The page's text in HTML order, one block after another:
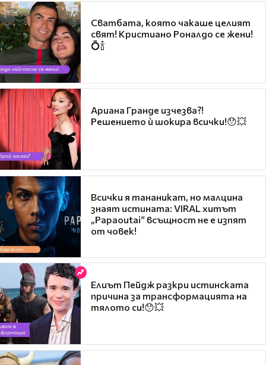
Сватбата, която чакаше целият
свят! Кристиано Роналдо се жени!
💍🍾
Ариана Гранде изчезва?!
Решението ѝ шокира всички!😯💥
Всички я тананикат, но малцина
знаят истината: VIRAL хитът
„Papaoutai“ всъщност не е изпят
от човек!
Елиът Пейдж разкри истинската
причина за трансформацията на
тялото си!😯💥